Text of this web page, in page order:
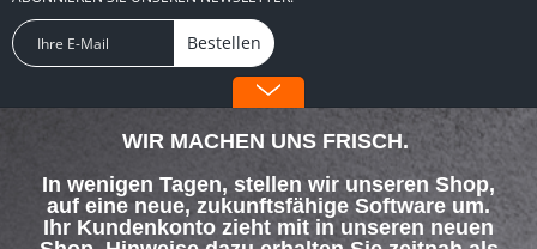
Bestellen
FOLGEN SIE UNS:
WIR MACHEN UNS FRISCH.
In wenigen Tagen, stellen wir unseren Shop,
auf eine neue, zukunftsfähige Software um.
Ihr Kundenkonto zieht mit in unseren neuen